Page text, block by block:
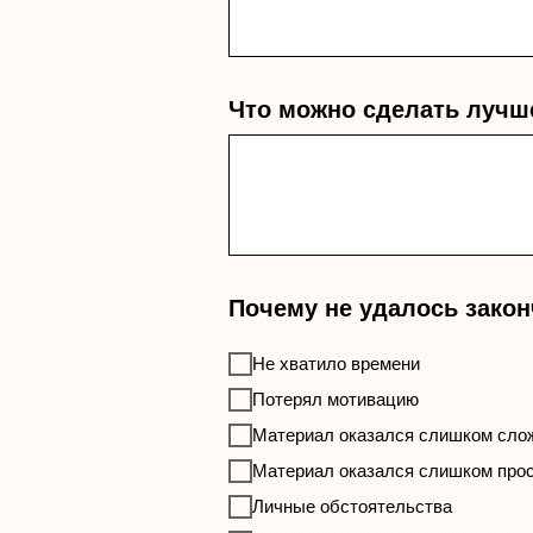
Что можно сделать
Почему не удалось
Не хватило времени
Потерял мотивацию
Материал оказался слишком
Материал оказался слишком
Личные обстоятельства